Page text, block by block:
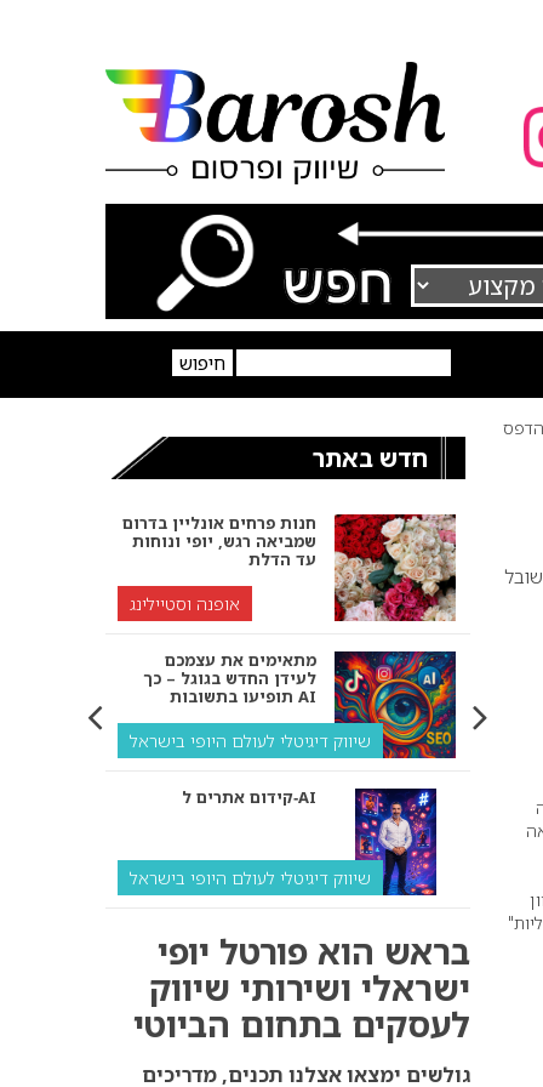
הדפס
חדש באתר
חנות פרחים אונליין בדרום
שמביאה רגש, יופי ונוחות
עד הדלת
אופנה וסטיילינג
מתאימים את עצמכם
לעידן החדש בגוגל – כך
תופיעו בתשובות AI
שיווק דיגיטלי לעולם היופי בישראל
קידום אתרים ל‑AI
שיווק דיגיטלי לעולם היופי בישראל
ולמה העסק שלך צריך
שיווק דיגיטלי לעסקים
קידום ל‑AI לעומת קידום
בראש הוא פורטל יופי
ישראלי ושירותי שיווק
לעסקים בתחום הביוטי
גולשים ימצאו אצלנו תכנים, מדריכים